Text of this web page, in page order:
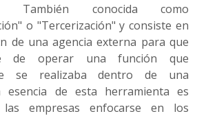
También conocida como
o "Tercerización" y consiste en
de una agencia externa para que
de operar una función que
se realizaba dentro de una
esencia de esta herramienta es
empresas enfocarse en los